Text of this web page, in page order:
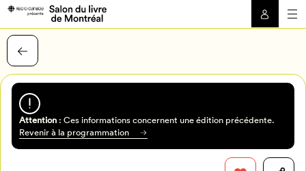
Attention: Ces informations concernent une édition précédente.
Revenir à la programmation